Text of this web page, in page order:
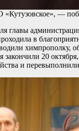
—
главы
в
химпрополку,
закончили 20
и